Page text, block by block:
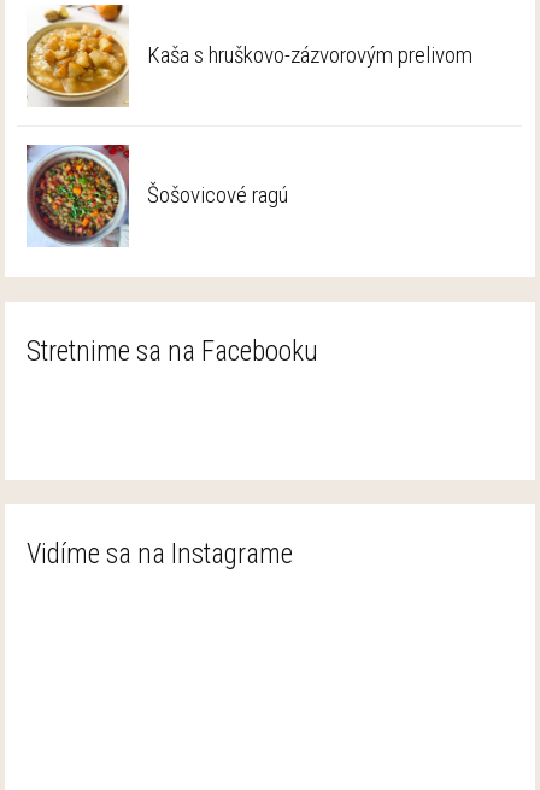
Kaša s hruškovo-zázvorovým prelivom
Šošovicové ragú
Stretnime sa na Facebooku
Vidíme sa na Instagrame